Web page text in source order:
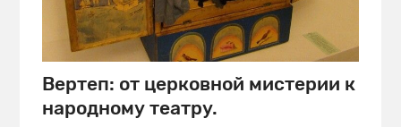
Вертеп: от церковной мистерии к
народному театру.